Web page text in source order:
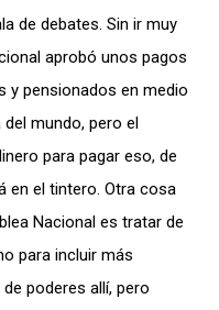
de debates. Sin ir muy
aprobó unos pagos
y pensionados en medio
mundo, pero el
para pagar eso, de
en el tintero. Otra cosa
Nacional es tratar de
para incluir más
poderes allí, pero